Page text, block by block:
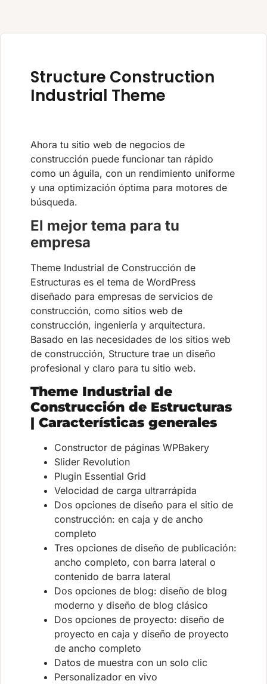
Structure Construction
Industrial Theme
Ahora tu sitio web de negocios de
construcción puede funcionar tan rápido
como un águila, con un rendimiento uniforme
y una optimización óptima para motores de
búsqueda.
El mejor tema para tu
empresa
Theme Industrial de Construcción de
Estructuras es el tema de WordPress
diseñado para empresas de servicios de
construcción, como sitios web de
construcción, ingeniería y arquitectura.
Basado en las necesidades de los sitios web
de construcción, Structure trae un diseño
profesional y claro para tu sitio web.
Theme Industrial de
Construcción de Estructuras
| Características generales
Constructor de páginas WPBakery
Slider Revolution
Plugin Essential Grid
Velocidad de carga ultrarrápida
Dos opciones de diseño para el sitio de
construcción: en caja y de ancho
completo
Tres opciones de diseño de publicación:
ancho completo, con barra lateral o
contenido de barra lateral
Dos opciones de blog: diseño de blog
moderno y diseño de blog clásico
Dos opciones de proyecto: diseño de
proyecto en caja y diseño de proyecto
de ancho completo
Datos de muestra con un solo clic
Personalizador en vivo